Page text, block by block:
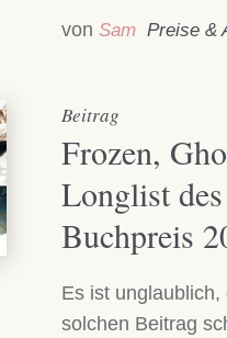
vonSam Preise &
Beitrag
Frozen,
Longlist
Buchpreis
Es ist
solchen Beitrag